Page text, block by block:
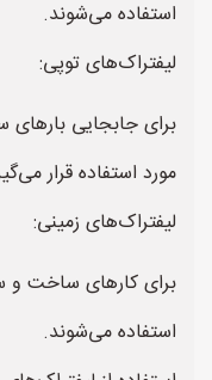
استفاده می‌شوند.
لیفتراک‌های توپی:
برای جابجایی بارهای
مورد استفاده قرار
لیفتراک‌های زمینی:
برای کارهای ساخت
استفاده می‌شوند.